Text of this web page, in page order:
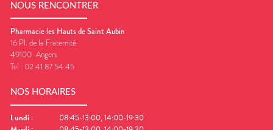
NOUS RENCONTRER
Pharmacie les Hauts de Saint Aubin
16 Pl. de la Fraternité
49100 Angers
Tel : 02 41 87 54 45
NOS HORAIRES
Lundi :
08:45-13:00, 14:00-19:30